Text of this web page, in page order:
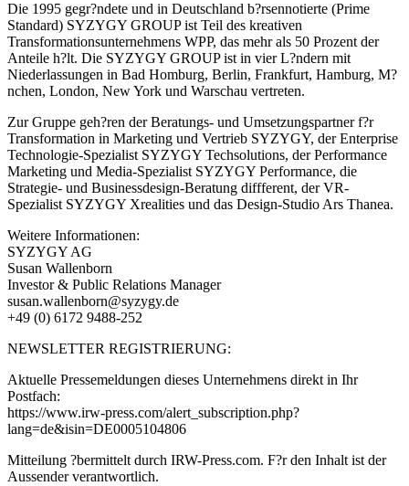
Die 1995 gegr?ndete und in Deutschland b?rsennotierte (Prime
Standard) SYZYGY GROUP ist Teil des kreativen
Transformationsunternehmens WPP, das mehr als 50 Prozent der
Anteile h?lt. Die SYZYGY GROUP ist in vier L?ndern mit
Niederlassungen in Bad Homburg, Berlin, Frankfurt, Hamburg, M?
nchen, London, New York und Warschau vertreten.
Zur Gruppe geh?ren der Beratungs- und Umsetzungspartner f?r
Transformation in Marketing und Vertrieb SYZYGY, der Enterprise
Technologie-Spezialist SYZYGY Techsolutions, der Performance
Marketing und Media-Spezialist SYZYGY Performance, die
Strategie- und Businessdesign-Beratung diffferent, der VR-
Spezialist SYZYGY Xrealities und das Design-Studio Ars Thanea.
Weitere Informationen:
SYZYGY AG
Susan Wallenborn
Investor & Public Relations Manager
susan.wallenborn@syzygy.de
+49 (0) 6172 9488-252
NEWSLETTER REGISTRIERUNG:
Aktuelle Pressemeldungen dieses Unternehmens direkt in Ihr
Postfach:
https://www.irw-press.com/alert_subscription.php?
lang=de&isin=DE0005104806
Mitteilung ?bermittelt durch IRW-Press.com. F?r den Inhalt ist der
Aussender verantwortlich.